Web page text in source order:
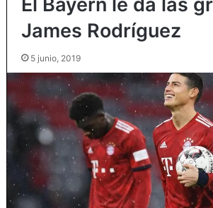
James Rodríguez
5 junio, 2019